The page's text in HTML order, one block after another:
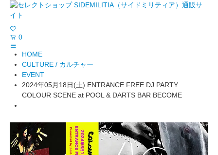
0
HOME
CULTURE / カルチャー
EVENT
2024年05月18日(土) ENTRANCE FREE DJ PARTY
COLOUR SCENE at POOL & DARTS BAR BECOME